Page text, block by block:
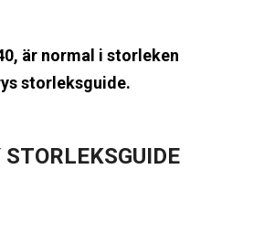
är normal i storleken
storleksguide.
STORLEKSGUIDE